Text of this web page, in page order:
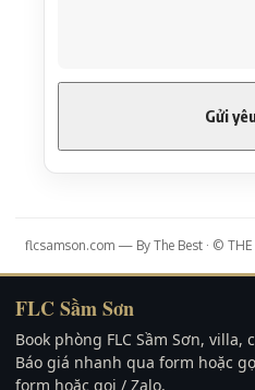
flcsamson.com — By The Best · © THE
FLC Sầm Sơn
Book phòng FLC Sầm Sơn,
Báo giá nhanh qua form hoặc
form hoặc gọi / Zalo.